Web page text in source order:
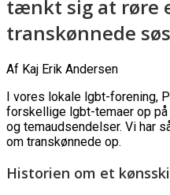
tænkt sig at røre
transkønnede
Af Kaj Erik Andersen
I vores lokale lgbt-forening,
forskellige lgbt-temaer op
og temaudsendelser. Vi har
om transkønnede op.
Historien om et